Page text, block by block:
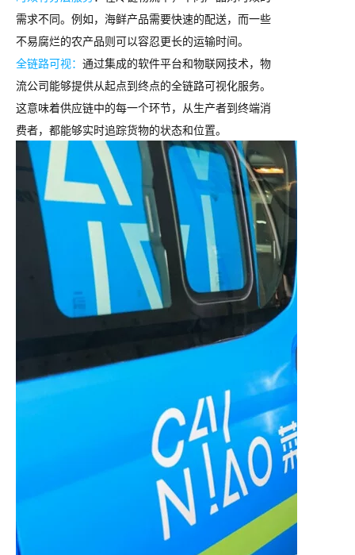
需求不同。例如，海鲜产品需要快速的配送，而一些
不易腐烂的农产品则可以容忍更长的运输时间。
全链路可视： 通过集成的软件平台和物联网技术，物
流公司能够提供从起点到终点的全链路可视化服务。
这意味着供应链中的每一个环节，从生产者到终端消
费者，都能够实时追踪货物的状态和位置。